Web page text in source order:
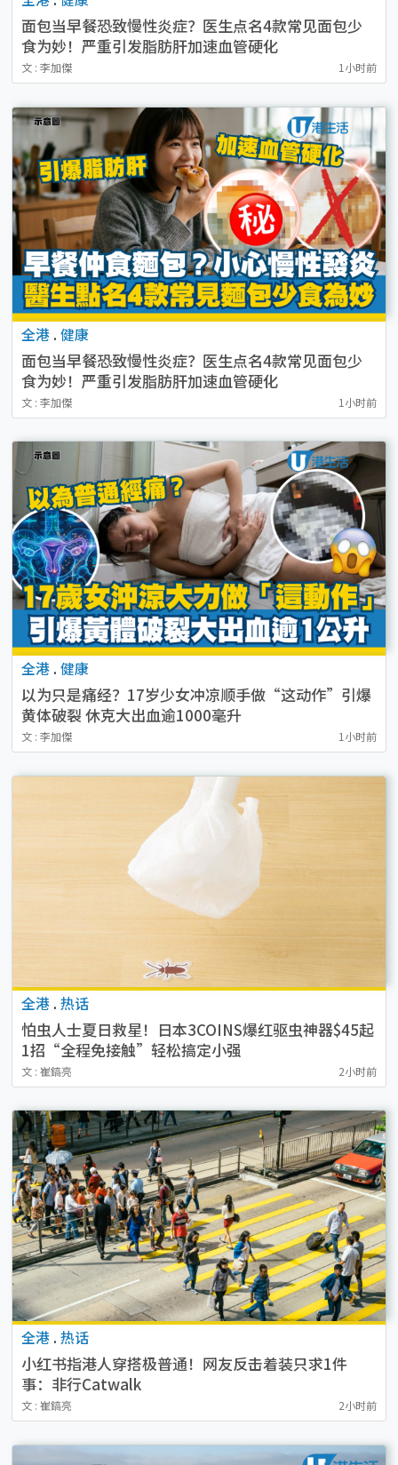
面包当早餐恐致慢性炎症？医生点名4款常见面包少
食为妙！严重引发脂肪肝加速血管硬化
文 : 李加傑 1小时前
全港 . 健康
面包当早餐恐致慢性炎症？医生点名4款常见面包少
食为妙！严重引发脂肪肝加速血管硬化
文 : 李加傑 1小时前
全港 . 健康
以为只是痛经？17岁少女冲凉顺手做“这动作”引爆
黄体破裂 休克大出血逾1000毫升
文 : 李加傑 1小时前
全港 . 热话
怕虫人士夏日救星！日本3COINS爆红驱虫神器$45起
1招“全程免接触”轻松搞定小强
文 : 崔鎬亮 2小时前
全港 . 热话
小红书指港人穿搭极普通！网友反击着装只求1件
事：非行Catwalk
文 : 崔鎬亮 2小时前